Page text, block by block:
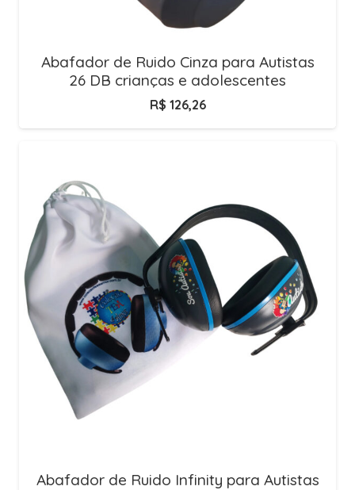
Abafador de Ruido Cinza para Autistas
26 DB crianças e adolescentes
R$ 126,26
Abafador de Ruido Infinity para Autistas